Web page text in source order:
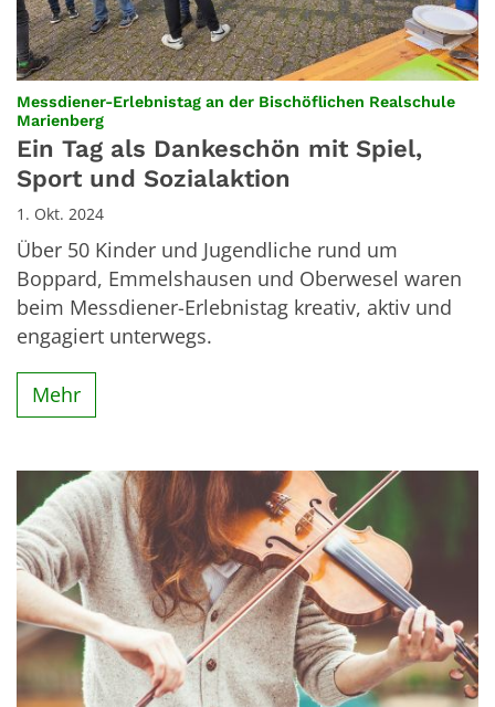
Messdiener-Erlebnistag an der Bischöflichen Realschule
Marienberg:
Ein Tag als Dankeschön mit Spiel,
Sport und Sozialaktion
1. Okt. 2024
Über 50 Kinder und Jugendliche rund um
Boppard, Emmelshausen und Oberwesel waren
beim Messdiener-Erlebnistag kreativ, aktiv und
engagiert unterwegs.
Mehr